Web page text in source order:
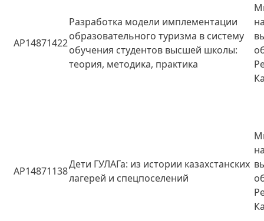
AP14871422
Разработка модели имплементации
образовательного туризма в систему
обучения студентов высшей школы:
теория, методика, практика
AP14871138
Дети ГУЛАГа: из истории казахстанских
лагерей и спецпоселений